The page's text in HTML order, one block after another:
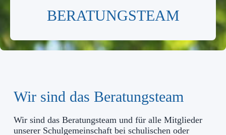
BERATUNGSTEAM
Wir sind das Beratungsteam
Wir sind das Beratungsteam und für alle Mitglieder
unserer Schulgemeinschaft bei schulischen oder